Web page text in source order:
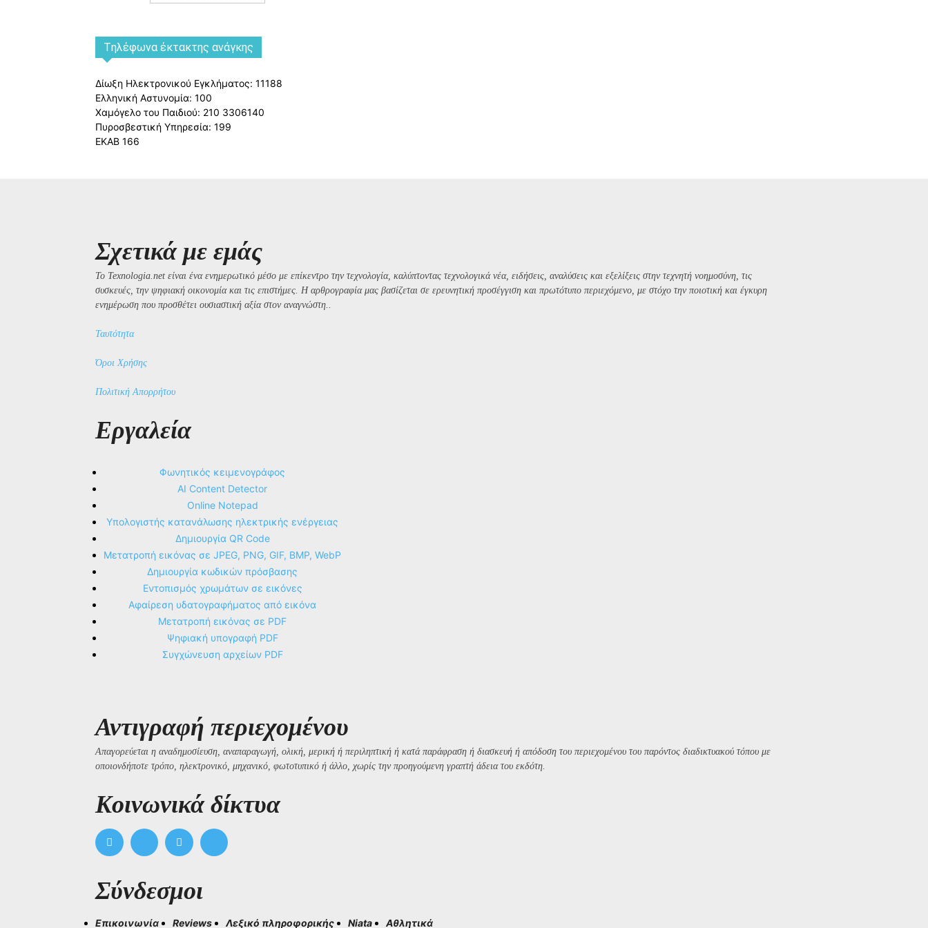
Tηλέφωνα έκτακτης ανάγκης
Δίωξη Ηλεκτρονικού Εγκλήματος: 11188
Ελληνική Αστυνομία: 100
Χαμόγελο του Παιδιού: 210 3306140
Πυροσβεστική Υπηρεσία: 199
ΕΚΑΒ 166
Σχετικά με εμάς
Το Texnologia.net είναι ένα ενημερωτικό μέσο με επίκεντρο την τεχνολογία, καλύπτοντας τεχνολογικά νέα, ειδήσεις, αναλύσεις και εξελίξεις στην τεχνητή νοημοσύνη, τις
συσκευές, την ψηφιακή οικονομία και τις επιστήμες. Η αρθρογραφία μας βασίζεται σε ερευνητική προσέγγιση και πρωτότυπο περιεχόμενο, με στόχο την ποιοτική και έγκυρη
ενημέρωση που προσθέτει ουσιαστική αξία στον αναγνώστη..
Ταυτότητα
Όροι Χρήσης
Πολιτική Απορρήτου
Εργαλεία
Φωνητικός κειμενογράφος
AI Content Detector
Online Notepad
Υπολογιστής κατανάλωσης ηλεκτρικής ενέργειας
Δημιουργία QR Code
Μετατροπή εικόνας σε JPEG, PNG, GIF, BMP, WebP
Δημιουργία κωδικών πρόσβασης
Εντοπισμός χρωμάτων σε εικόνες
Αφαίρεση υδατογραφήματος από εικόνα
Μετατροπή εικόνας σε PDF
Ψηφιακή υπογραφή PDF
Συγχώνευση αρχείων PDF
Αντιγραφή περιεχομένου
Απαγορεύεται η αναδημοσίευση, αναπαραγωγή, ολική, μερική ή περιληπτική ή κατά παράφραση ή διασκευή ή απόδοση του περιεχομένου του παρόντος διαδικτυακού τόπου με
οποιονδήποτε τρόπο, ηλεκτρονικό, μηχανικό, φωτοτυπικό ή άλλο, χωρίς την προηγούμενη γραπτή άδεια του εκδότη.
Kοινωνικά δίκτυα
Σύνδεσμοι
Επικοινωνία Reviews Λεξικό πληροφορικής Niata Αθλητικά